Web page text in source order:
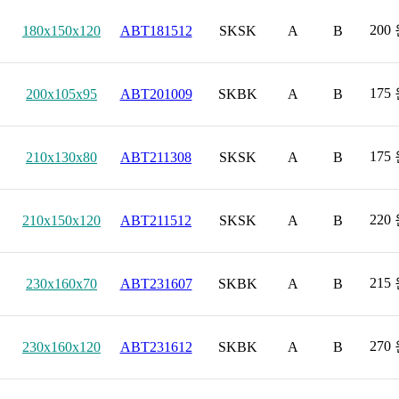
180x150x120 ABT181512 SKSK A B 200
200x105x95 ABT201009 SKBK A B 175
210x130x80 ABT211308 SKSK A B 175
210x150x120 ABT211512 SKSK A B 220
230x160x70 ABT231607 SKBK A B 215
230x160x120 ABT231612 SKBK A B 270